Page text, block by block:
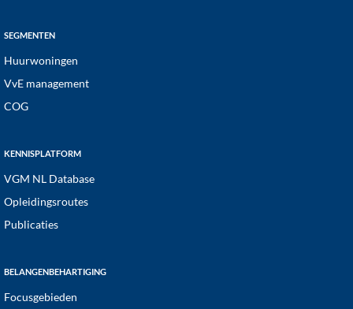
SEGMENTEN
Huurwoningen
VvE management
COG
KENNISPLATFORM
VGM NL Database
Opleidingsroutes
Publicaties
BELANGENBEHARTIGING
Focusgebieden